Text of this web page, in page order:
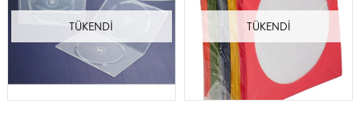
TÜKENDI TÜKENDI